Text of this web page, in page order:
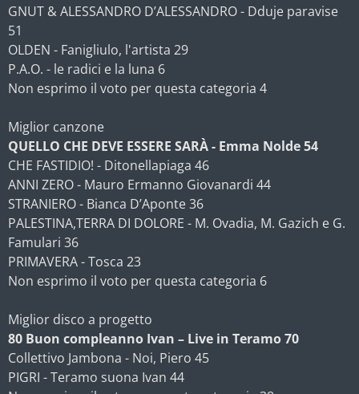
GNUT & ALESSANDRO D’ALESSANDRO - Dduje paravise
51
OLDEN - Fanigliulo, l'artista 29
P.A.O. - le radici e la luna 6
Non esprimo il voto per questa categoria 4
Miglior canzone
QUELLO CHE DEVE ESSERE SARÀ - Emma Nolde 54
CHE FASTIDIO! - Ditonellapiaga 46
ANNI ZERO - Mauro Ermanno Giovanardi 44
STRANIERO - Bianca D’Aponte 36
PALESTINA,TERRA DI DOLORE - M. Ovadia, M. Gazich e G.
Famulari 36
PRIMAVERA - Tosca 23
Non esprimo il voto per questa categoria 6
Miglior disco a progetto
80 Buon compleanno Ivan – Live in Teramo 70
Collettivo Jambona - Noi, Piero 45
PIGRI - Teramo suona Ivan 44